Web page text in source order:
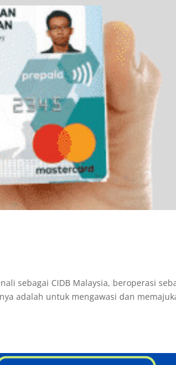
sebagai CIDB Malaysia, beroperasi
adalah untuk mengawasi dan